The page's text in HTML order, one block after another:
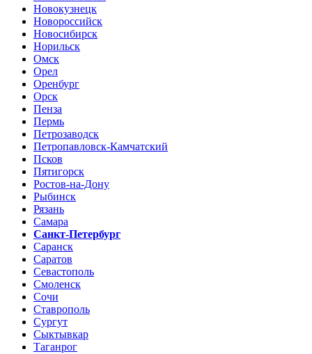
Новокузнецк
Новороссийск
Новосибирск
Норильск
Омск
Орел
Оренбург
Орск
Пенза
Пермь
Петрозаводск
Петропавловск-Камчатский
Псков
Пятигорск
Ростов-на-Дону
Рыбинск
Рязань
Самара
Санкт-Петербург
Саранск
Саратов
Севастополь
Смоленск
Сочи
Ставрополь
Сургут
Сыктывкар
Таганрог